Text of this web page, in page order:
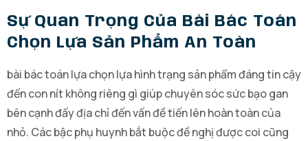
Sự Quan Trọng Của Bài Bác Toán
Chọn Lựa Sản Phẩm An Toàn
bài bác toán lựa chọn lựa hình trạng sản phẩm đáng tin cậy
đến con nít không riêng gì giúp chuyên sóc sức bạo gan
bên cạnh đấy địa chỉ đến vấn đề tiến lên hoàn toàn của
nhỏ. Các bậc phụ huynh bắt buộc đề nghị được coi cũng